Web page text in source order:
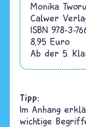
Monika
Calwer
ISBN 978-3-
8,95 Euro
Ab der 5.
Tipp:
Im Anhang
wichtige